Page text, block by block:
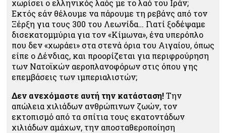
χωρίσει ο ελληνικός λαός με το λαό του Ιράν;
Εκτός εάν θέλουμε να πάρουμε τη ρεβάνς από τον
Ξέρξη για τους 300 του Λεωνίδα… Γιατί ξοδέψαμε
δισεκατομμύρια για τον «Κίμωνα», ένα υπερόπλο
που δεν «χωράει» στα στενά όρια του Αιγαίου, όπως
είπε ο Δένδιας, και προορίζεται για περιφρούρηση
των Νατοϊκών αεροπλανοφόρων στις όπου γης
επεμβάσεις των ιμπεριαλιστών;
Δεν ανεχόμαστε αυτή την κατάσταση!Την
απώλεια χιλιάδων ανθρώπινων ζωών, τον
εκτοπισμό από τα σπίτια τους εκατοντάδων
χιλιάδων αμάχων, την αποσταθεροποίηση